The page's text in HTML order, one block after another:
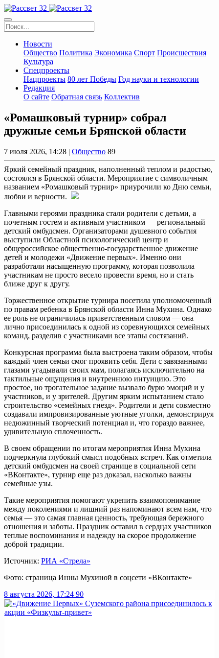
Новости
Общество Политика Экономика Спорт Происшествия
Культура
Спецпроекты
Нацпроекты 80 лет Победы Год науки и технологии
Редакция
О сайте Обратная связь Коллектив
«Ромашковый турнир» собрал
дружные семьи Брянской области
7 июля 2026, 14:28 | Общество 89
Яркий семейный праздник, наполненный теплом и радостью,
состоялся в Брянской области. Мероприятие с символичным
названием «Ромашковый турнир» приурочили ко Дню семьи,
любви и верности.
Главными героями праздника стали родители с детьми, а
почетным гостем и активным участником — региональный
детский омбудсмен. Организаторами душевного события
выступили Областной психологический центр и
общероссийское общественно-государственное движение
детей и молодежи «Движение первых». Именно они
разработали насыщенную программу, которая позволила
участникам не просто весело провести время, но и стать
ближе друг к другу.
Торжественное открытие турнира посетила уполномоченный
по правам ребенка в Брянской области Инна Мухина. Однако
ее роль не ограничилась приветственным словом — она
лично присоединилась к одной из соревнующихся семейных
команд, разделив с участниками все этапы состязаний.
Конкурсная программа была выстроена таким образом, чтобы
каждый член семьи смог проявить себя. Дети с завязанными
глазами угадывали своих мам, полагаясь исключительно на
тактильные ощущения и внутреннюю интуицию. Это
простое, но трогательное задание вызвало бурю эмоций и у
участников, и у зрителей. Другим ярким испытанием стало
строительство «семейных гнезд». Родители и дети совместно
создавали импровизированные уютные уголки, демонстрируя
недюжинный творческий потенциал и, что гораздо важнее,
удивительную сплоченность.
В своем обращении по итогам мероприятия Инна Мухина
подчеркнула глубокий смысл подобных встреч. Как отметила
детский омбудсмен на своей странице в социальной сети
«ВКонтакте», турнир еще раз доказал, насколько важны
семейные узы.
Такие мероприятия помогают укрепить взаимопонимание
между поколениями и лишний раз напоминают всем нам, что
семья — это самая главная ценность, требующая бережного
отношения и заботы. Праздник оставил в сердцах участников
теплые воспоминания и надежду на скорое продолжение
доброй традиции.
Источник: РИА «Стрела»
Фото: страница Инны Мухиной в соцсети «ВКонтакте»
8 августа 2026, 17:24 90